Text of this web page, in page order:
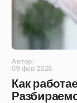
Автор:
09 фев 2026
Как